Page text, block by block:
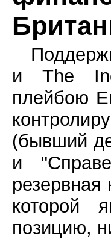
и The
плейбою
(бывший
и
резервная
которой
позицию,